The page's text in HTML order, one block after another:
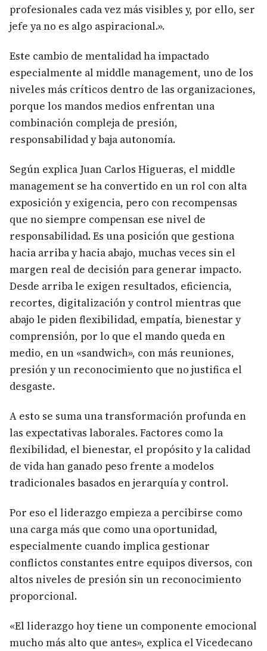
profesionales cada vez más visibles y, por ello, ser
jefe ya no es algo aspiracional.».
Este cambio de mentalidad ha impactado
especialmente al middle management, uno de los
niveles más críticos dentro de las organizaciones,
porque los mandos medios enfrentan una
combinación compleja de presión,
responsabilidad y baja autonomía.
Según explica Juan Carlos Higueras, el middle
management se ha convertido en un rol con alta
exposición y exigencia, pero con recompensas
que no siempre compensan ese nivel de
responsabilidad. Es una posición que gestiona
hacia arriba y hacia abajo, muchas veces sin el
margen real de decisión para generar impacto.
Desde arriba le exigen resultados, eficiencia,
recortes, digitalización y control mientras que
abajo le piden flexibilidad, empatía, bienestar y
comprensión, por lo que el mando queda en
medio, en un «sandwich», con más reuniones,
presión y un reconocimiento que no justifica el
desgaste.
A esto se suma una transformación profunda en
las expectativas laborales. Factores como la
flexibilidad, el bienestar, el propósito y la calidad
de vida han ganado peso frente a modelos
tradicionales basados en jerarquía y control.
Por eso el liderazgo empieza a percibirse como
una carga más que como una oportunidad,
especialmente cuando implica gestionar
conflictos constantes entre equipos diversos, con
altos niveles de presión sin un reconocimiento
proporcional.
«El liderazgo hoy tiene un componente emocional
mucho más alto que antes», explica el Vicedecano